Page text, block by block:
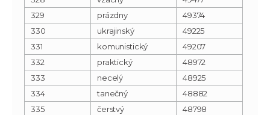
329
prázdny
49374
330
ukrajinský
49225
331
komunistický
49207
332
praktický
48972
333
necelý
48925
334
tanečný
48882
335
čerstvý
48798